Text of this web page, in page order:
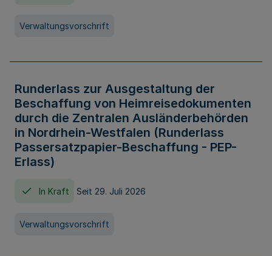
Verwaltungsvorschrift
Runderlass zur Ausgestaltung der
Beschaffung von Heimreisedokumenten
durch die Zentralen Ausländerbehörden
in Nordrhein-Westfalen (Runderlass
Passersatzpapier-Beschaffung - PEP-
Erlass)
In Kraft Seit 29. Juli 2026
Verwaltungsvorschrift